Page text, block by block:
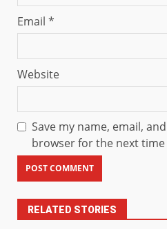
Email *
Website
Save my name, email,
browser for the next
RELATED STORIES